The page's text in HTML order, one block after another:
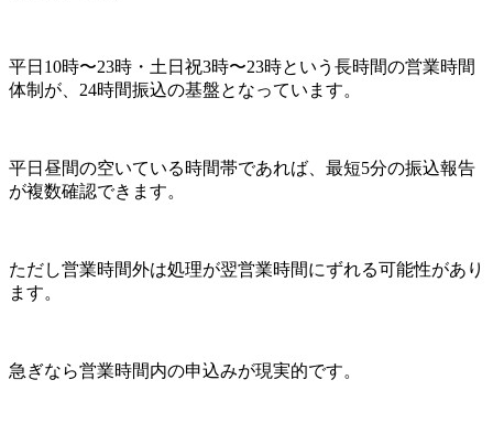
平日10時〜23時・土日祝3時〜23時という長時間の営業時間
体制が、24時間振込の基盤となっています。
平日昼間の空いている時間帯であれば、最短5分の振込報告
が複数確認できます。
ただし営業時間外は処理が翌営業時間にずれる可能性があり
ます。
急ぎなら営業時間内の申込みが現実的です。